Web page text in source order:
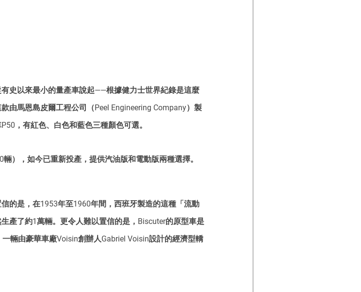
史以來最小的量產車說起——根據健力士世界紀錄是這麼
由馬恩島皮爾工程公司（Peel Engineering Company）製
，有紅色、白色和藍色三種顏色可選。
），如今已重新投產，提供汽油版和電動版兩種選擇。
的是，在1953年至1960年間，西班牙製造的這種「流動
產了約1萬輛。更令人難以置信的是，Biscuter的原型車是
一輛由豪華車廠Voisin創辦人Gabriel Voisin設計的經濟型轎